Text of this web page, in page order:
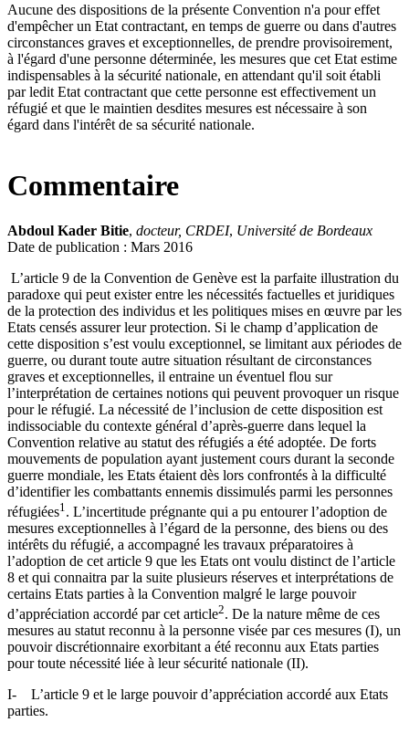
Aucune des dispositions de la présente Convention n'a pour effet
d'empêcher un Etat contractant, en temps de guerre ou dans d'autres
circonstances graves et exceptionnelles, de prendre provisoirement,
à l'égard d'une personne déterminée, les mesures que cet Etat estime
indispensables à la sécurité nationale, en attendant qu'il soit établi
par ledit Etat contractant que cette personne est effectivement un
réfugié et que le maintien desdites mesures est nécessaire à son
égard dans l'intérêt de sa sécurité nationale.
Commentaire
Abdoul Kader Bitie, docteur, CRDEI, Université de Bordeaux
Date de publication : Mars 2016
L’article 9 de la Convention de Genève est la parfaite illustration du
paradoxe qui peut exister entre les nécessités factuelles et juridiques
de la protection des individus et les politiques mises en œuvre par les
Etats censés assurer leur protection. Si le champ d’application de
cette disposition s’est voulu exceptionnel, se limitant aux périodes de
guerre, ou durant toute autre situation résultant de circonstances
graves et exceptionnelles, il entraine un éventuel flou sur
l’interprétation de certaines notions qui peuvent provoquer un risque
pour le réfugié. La nécessité de l’inclusion de cette disposition est
indissociable du contexte général d’après-guerre dans lequel la
Convention relative au statut des réfugiés a été adoptée. De forts
mouvements de population ayant justement cours durant la seconde
guerre mondiale, les Etats étaient dès lors confrontés à la difficulté
d’identifier les combattants ennemis dissimulés parmi les personnes
réfugiées1 . L’incertitude prégnante qui a pu entourer l’adoption de
mesures exceptionnelles à l’égard de la personne, des biens ou des
intérêts du réfugié, a accompagné les travaux préparatoires à
l’adoption de cet article 9 que les Etats ont voulu distinct de l’article
8 et qui connaitra par la suite plusieurs réserves et interprétations de
certains Etats parties à la Convention malgré le large pouvoir
d’appréciation accordé par cet article2. De la nature même de ces
mesures au statut reconnu à la personne visée par ces mesures (I), un
pouvoir discrétionnaire exorbitant a été reconnu aux Etats parties
pour toute nécessité liée à leur sécurité nationale (II).
I- L’article 9 et le large pouvoir d’appréciation accordé aux Etats
parties.